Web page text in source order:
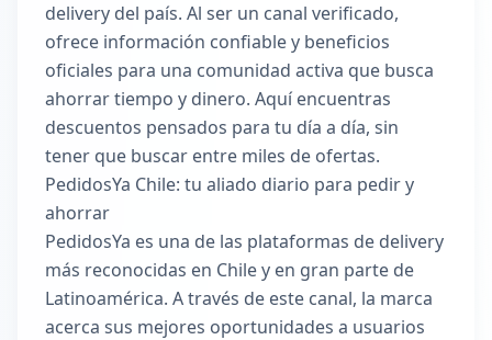
delivery del país. Al ser un canal verificado,
ofrece información confiable y beneficios
oficiales para una comunidad activa que busca
ahorrar tiempo y dinero. Aquí encuentras
descuentos pensados para tu día a día, sin
tener que buscar entre miles de ofertas.
PedidosYa Chile: tu aliado diario para pedir y
ahorrar
PedidosYa es una de las plataformas de delivery
más reconocidas en Chile y en gran parte de
Latinoamérica. A través de este canal, la marca
acerca sus mejores oportunidades a usuarios